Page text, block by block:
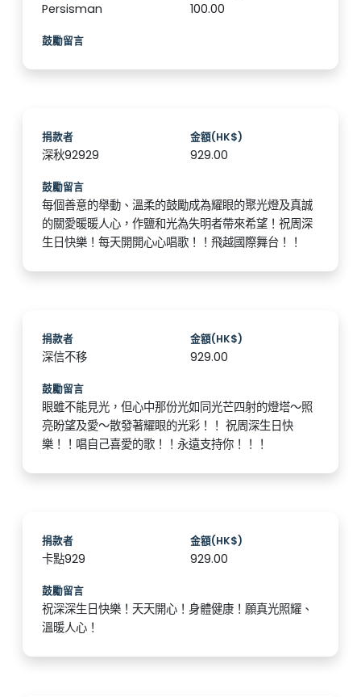
Persisman 100.00
鼓勵留言
捐款者
深秋92929
金額(HK$)
929.00
鼓勵留言
每個善意的舉動、溫柔的鼓勵成為耀眼的聚光燈及真誠
的關愛暖暖人心，作鹽和光為失明者帶來希望！祝周深
生日快樂！每天開開心心唱歌！！飛越國際舞台！！
捐款者
深信不移
金額(HK$)
929.00
鼓勵留言
眼雖不能見光，但心中那份光如同光芒四射的燈塔～照
亮盼望及愛～散發著耀眼的光彩！！ 祝周深生日快
樂！！唱自己喜愛的歌！！永遠支持你！！！
捐款者
卡點929
金額(HK$)
929.00
鼓勵留言
祝深深生日快樂！天天開心！身體健康！願真光照耀、
溫暖人心！